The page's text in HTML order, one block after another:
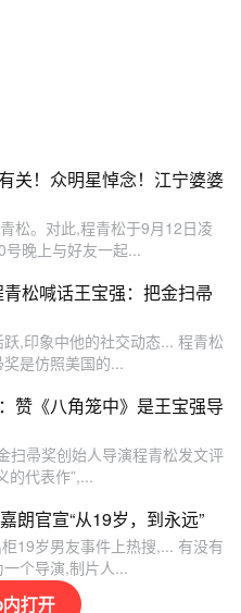
打开
关！众明星悼念！江宁婆婆
松。对此,程青松于9月12日凌
晚上与好友一起...
松喊话王宝强：把金扫帚
,印象中他的社交动态... 程青松
是仿照美国的...
赞《八角笼中》是王宝强导
扫帚奖创始人导演程青松发文评
的代表作”,...
朗官宣“从19岁，到永远”
19岁男友事件上热搜,... 有没有
个导演,制片人...